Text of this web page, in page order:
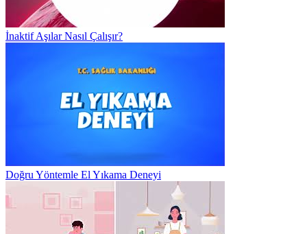
İnaktif Aşılar Nasıl Çalışır?
Doğru Yöntemle El Yıkama Deneyi